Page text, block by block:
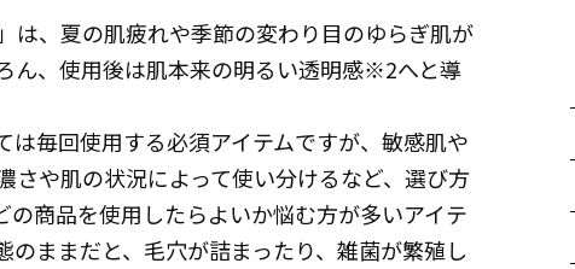
、夏の肌疲れや季節の変わり目のゆらぎ肌が
ん、使用後は肌本来の明るい透明感※2へと導
毎回使用する必須アイテムですが、敏感肌や
や肌の状況によって使い分けるなど、選び方
商品を使用したらよいか悩む方が多いアイテ
ままだと、毛穴が詰まったり、雑菌が繁殖し